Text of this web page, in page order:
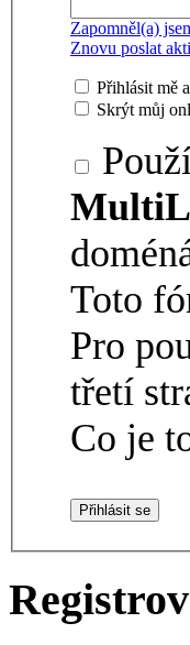
Zapomněl(a)
Znovu poslat
Přihlásit mě
Skrýt můj
Toto
Pro
třetí
Co je